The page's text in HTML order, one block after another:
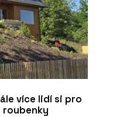
více lidí si pro